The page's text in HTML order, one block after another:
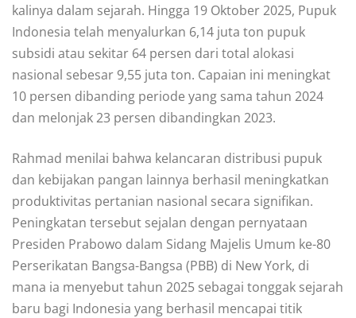
kalinya dalam sejarah. Hingga 19 Oktober 2025, Pupuk
Indonesia telah menyalurkan 6,14 juta ton pupuk
subsidi atau sekitar 64 persen dari total alokasi
nasional sebesar 9,55 juta ton. Capaian ini meningkat
10 persen dibanding periode yang sama tahun 2024
dan melonjak 23 persen dibandingkan 2023.
Rahmad menilai bahwa kelancaran distribusi pupuk
dan kebijakan pangan lainnya berhasil meningkatkan
produktivitas pertanian nasional secara signifikan.
Peningkatan tersebut sejalan dengan pernyataan
Presiden Prabowo dalam Sidang Majelis Umum ke-80
Perserikatan Bangsa-Bangsa (PBB) di New York, di
mana ia menyebut tahun 2025 sebagai tonggak sejarah
baru bagi Indonesia yang berhasil mencapai titik